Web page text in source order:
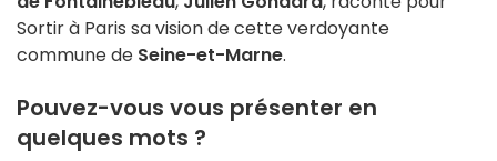
Sortir à Paris sa vision de cette verdoyante
commune de Seine-et-Marne.
Pouvez-vous vous présenter en
quelques mots ?